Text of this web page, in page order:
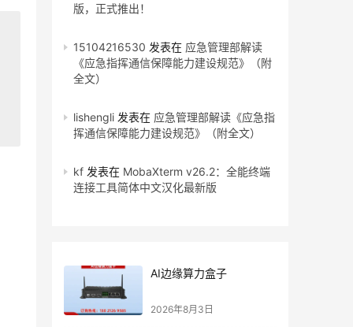
版，正式推出！
15104216530 发表在 应急管理部解读
《应急指挥通信保障能力建设规范》（附
全文）
lishengli 发表在 应急管理部解读《应急指
挥通信保障能力建设规范》（附全文）
kf 发表在 MobaXterm v26.2：全能终端
连接工具简体中文汉化最新版
AI边缘算力盒子
2026年8月3日